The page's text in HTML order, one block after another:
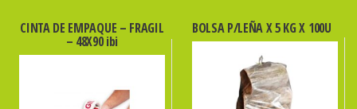
CINTA DE EMPAQUE – FRAGIL
– 48X90 ibi
BOLSA P/LEÑA X 5 KG X 100U